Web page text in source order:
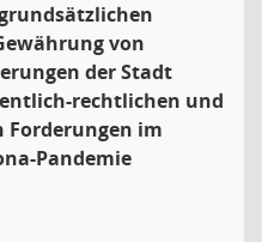
von
der Stadt
rechtlichen und
im
Pandemie